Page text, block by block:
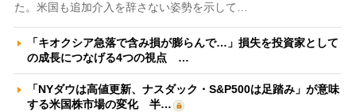
た。米国も追加介入を辞さない姿勢を示して…
「キオクシア急落で含み損が膨らんで…」損失を投資家として
の成長につなげる4つの視点 …
「NYダウは高値更新、ナスダック・S&P500は足踏み」が意味
する米国株市場の変化 半…